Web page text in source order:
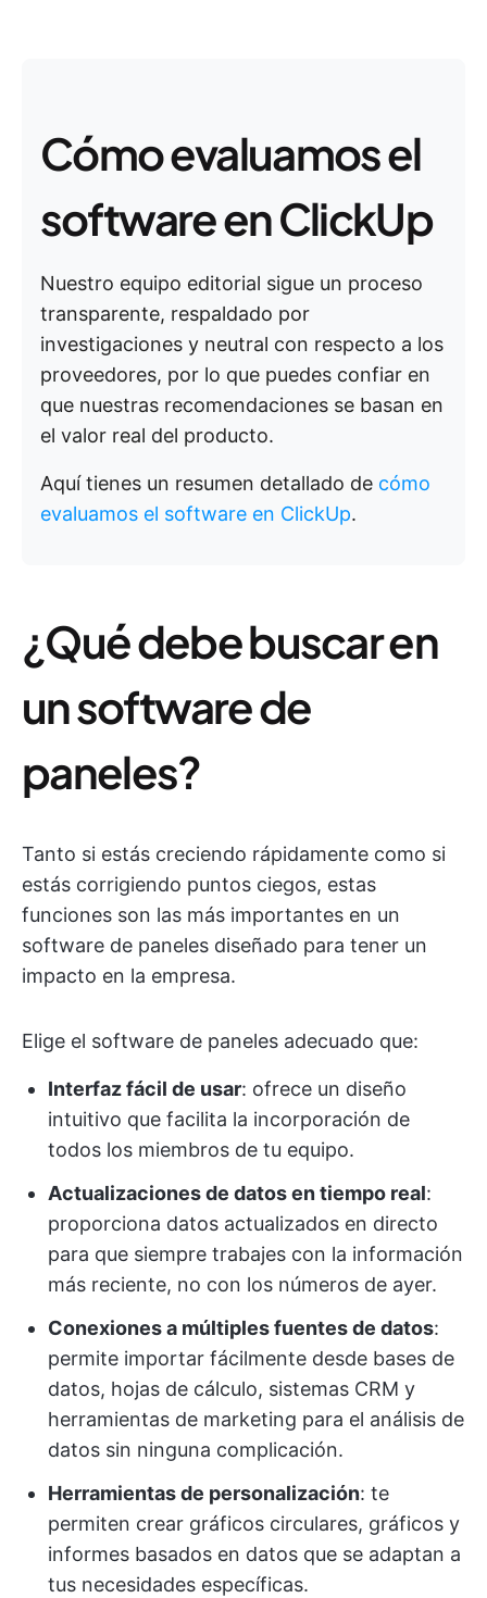
Cómo evaluamos el
software en ClickUp
Nuestro equipo editorial sigue un proceso
transparente, respaldado por
investigaciones y neutral con respecto a los
proveedores, por lo que puedes confiar en
que nuestras recomendaciones se basan en
el valor real del producto.
Aquí tienes un resumen detallado de cómo
evaluamos el software en ClickUp.
¿Qué debe buscar en
un software de
paneles?
Tanto si estás creciendo rápidamente como si
estás corrigiendo puntos ciegos, estas
funciones son las más importantes en un
software de paneles diseñado para tener un
impacto en la empresa.
Elige el software de paneles adecuado que:
Interfaz fácil de usar: ofrece un diseño
intuitivo que facilita la incorporación de
todos los miembros de tu equipo.
Actualizaciones de datos en tiempo real:
proporciona datos actualizados en directo
para que siempre trabajes con la información
más reciente, no con los números de ayer.
Conexiones a múltiples fuentes de datos:
permite importar fácilmente desde bases de
datos, hojas de cálculo, sistemas CRM y
herramientas de marketing para el análisis de
datos sin ninguna complicación.
Herramientas de personalización: te
permiten crear gráficos circulares, gráficos y
informes basados en datos que se adaptan a
tus necesidades específicas.